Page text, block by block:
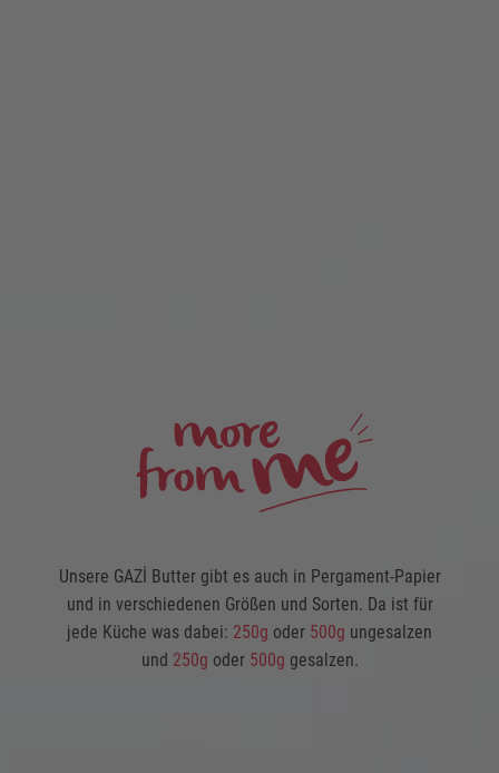
Unsere GAZİ Butter gibt es auch in Pergament-Papier
und in verschiedenen Größen und Sorten. Da ist für
jede Küche was dabei: 250g oder 500g ungesalzen
und 250g oder 500g gesalzen.